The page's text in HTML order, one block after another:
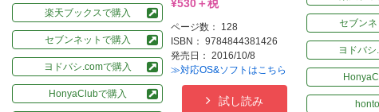
楽天ブックスで購入
セブンネットで購入
ヨドバシ.comで購入
HonyaClubで購入
¥530＋税
ページ数： 128
ISBN： 9784844381426
発売日： 2016/10/8
≫対応OS&ソフトはこちら
試し読み
セブン
ヨドバシ